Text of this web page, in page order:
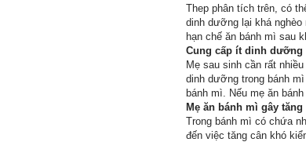
Thep phân tích trên, có
dinh dưỡng lại khá
hạn chế ăn bánh mì sau
Cung cấp ít dinh dưỡng
Mẹ sau sinh cần rất
dinh dưỡng trong bánh
bánh mì. Nếu mẹ ăn
Mẹ ăn bánh mì gây tăng
Trong bánh mì có chứa
đến việc tăng cân khó